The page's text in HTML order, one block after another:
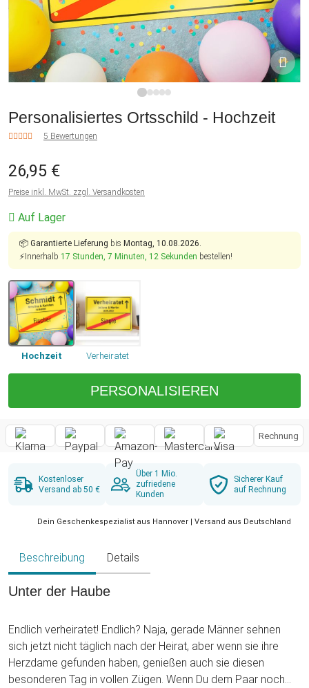
Personalisiertes Ortsschild - Hochzeit
5 Bewertungen
26,95 €
Preise inkl. MwSt. zzgl. Versandkosten
Auf Lager
📦 Garantierte Lieferung bis Montag, 10.08.2026.
⚡Innerhalb 17 Stunden, 7 Minuten, 11 Sekunden bestellen!
Hochzeit Verheiratet
PERSONALISIEREN
Rechnung
Kostenloser
Versand ab 50 €
Über 1 Mio.
zufriedene
Kunden
Sicherer Kauf
auf Rechnung
Dein Geschenkespezialist aus Hannover | Versand aus Deutschland
Beschreibung Details
Unter der Haube
Endlich verheiratet! Endlich? Naja, gerade Männer sehnen
sich jetzt nicht täglich nach der Heirat, aber wenn sie ihre
Herzdame gefunden haben, genießen auch sie diesen
besonderen Tag in vollen Zügen. Wenn Du dem Paar noch